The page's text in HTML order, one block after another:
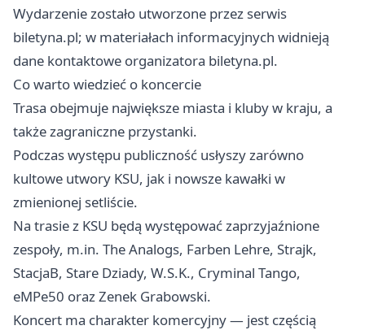
Wydarzenie zostało utworzone przez serwis
biletyna.pl; w materiałach informacyjnych widnieją
dane kontaktowe organizatora biletyna.pl.
Co warto wiedzieć o koncercie
Trasa obejmuje największe miasta i kluby w kraju, a
także zagraniczne przystanki.
Podczas występu publiczność usłyszy zarówno
kultowe utwory KSU, jak i nowsze kawałki w
zmienionej setliście.
Na trasie z KSU będą występować zaprzyjaźnione
zespoły, m.in. The Analogs, Farben Lehre, Strajk,
StacjaB, Stare Dziady, W.S.K., Cryminal Tango,
eMPe50 oraz Zenek Grabowski.
Koncert ma charakter komercyjny — jest częścią